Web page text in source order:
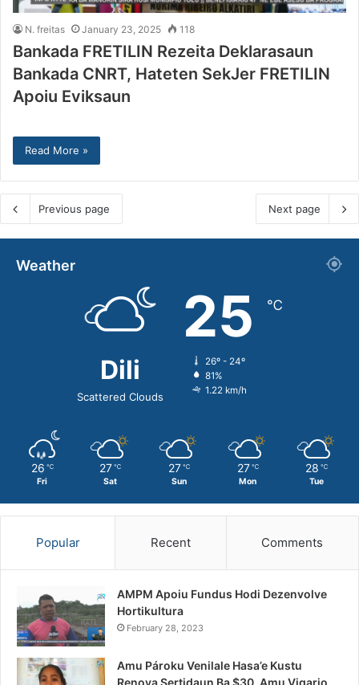
N. freitas January 23, 2025 118
Bankada FRETILIN Rezeita Deklarasaun
Bankada CNRT, Hateten SekJer FRETILIN
Apoiu Eviksaun
Read More »
Previous page Next page
Weather
Dili
Scattered Clouds
25 ℃
26º - 24º
81%
1.22 km/h
26 ℃
Fri
27 ℃
Sat
27 ℃
Sun
27 ℃
Mon
28 ℃
Tue
Popular Recent Comments
AMPM Apoiu Fundus Hodi Dezenvolve
Hortikultura
February 28, 2023
Amu Pároku Venilale Hasa’e Kustu
Renova Sertidaun Ba $30, Amu Vigario